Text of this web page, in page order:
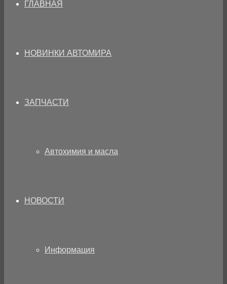
ГЛАВНАЯ
НОВИНКИ АВТОМИРА
ЗАПЧАСТИ
Автохимия и масла
НОВОСТИ
Информация